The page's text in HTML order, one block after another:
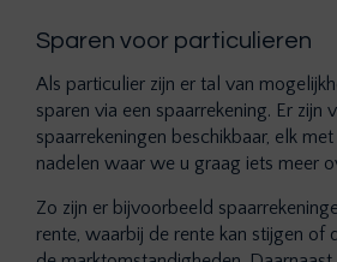
Sparen voor particulieren
Als particulier zijn er tal van
sparen via een spaarrekening. Er zijn
spaarrekeningen beschikbaar, elk
nadelen waar we u graag iets meer
Zo zijn er bijvoorbeeld
rente, waarbij de rente kan stijgen of